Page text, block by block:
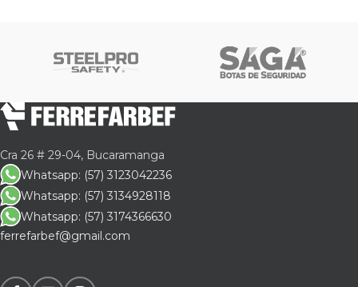
Cra 26 # 29-04, Bucaramanga
Whatsapp: (57) 3123042236
Whatsapp: (57) 3134928118
Whatsapp: (57) 3174366630
ferrefarbef@gmail.com